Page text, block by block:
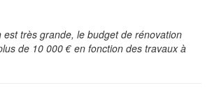
est très grande, le budget de rénovation
de 10 000 € en fonction des travaux à